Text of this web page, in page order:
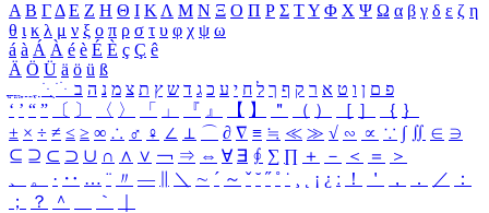
Α Β ΓΔ Ε Ζ Η Θ Ι ΚΛ Μ Ν Ξ Ο Π Ρ Σ ΤΥ Φ Χ Ψ Ω α β γ δ ε ζ η
θ ι κ λ μ ν ξ ο π ρ σ τ υ φ χ ψ ω
á à Á À é è É È ç Ç ê
Ä Ö Ü ä ö ü ß
ִֶֹ ֻּ ׁׂ פ ם ן ו ט א ר ק ף ך ל ח י ע כ ג ד ש ץ ת צ מ נ ה ב
‘ ’ “ ” 〔 〕 〈 〉 「 」 『 』 【 】 ＂ （ ） ［ ］ ｛ ｝
± × ÷ ≠ ≤ ≥ ∞ ∴ ♂ ♀ ∠ ⊥ ⌒ ∂ ∇ ≡ ≒ ≪ ≫ √ ∽ ∝ ∵ ∫ ∬ ∈ ∋
⊆ ⊇ ⊂ ⊃ ∪ ∩ ∧ ∨ ￢ ⇒ ⇔ ∀ ∃ ∮ ∑ ∏ ＋ － ＜ ＝
＞
、
。 · ‥ … ¨ 〃 ― ＼ ∼ ´ ～ ˇ ˘ ˝ ˚ ˙ ¸ ¡ ¿ ː ！ ＇ ， ． ／
：
；
？ ＾ ｀